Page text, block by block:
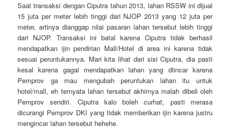
Saat transaksi dengan Ciputra tahun 2013, lahan RSSW ini dijual
15 juta per meter lebih tinggi dari NJOP 2013 yang 12 juta per
meter, artinya dianggap nilai pasaran lahan tersebut lebih tinggi
dari NJOP. Transaksi ini batal karena Ciputra tidak berhasil
mendapatkan ijin pendirian Mall/Hotel di area ini karena tidak
sesuai peruntukannya. Mari kita lihat dari sisi Ciputra, dia pasti
kesal karena gagal mendapatkan lahan yang diincar karena
Pemprov ga mau mengubah peruntukan lahan itu untuk
hotel/mall, eh ternyata lahan tersebut akhirnya malah dibeli oleh
Pemprov sendiri. Ciputra kalo boleh curhat, pasti merasa
dicurangi Pemprov DKI yang tidak memberikan ijin karena justru
mengincar lahan tersebut hehehe.